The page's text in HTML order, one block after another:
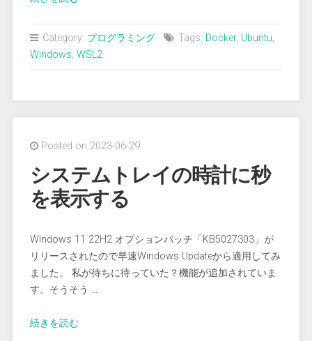
バ
ョ
ン
ッ
プ
後
か
起
Category: プログラミング Tags: Docker, Ubuntu,
Windows, WSL2
Posted on 2023-06-29
システムトレイの時計に秒
を表示する
Windows 11 22H2 オプションパッチ「KB5027303」が
リリースされたので早速Windows Updateから適用してみ
ました。 私が待ちに待っていた？機能が追加されていま
す。そうそう …
続きを読む“シ